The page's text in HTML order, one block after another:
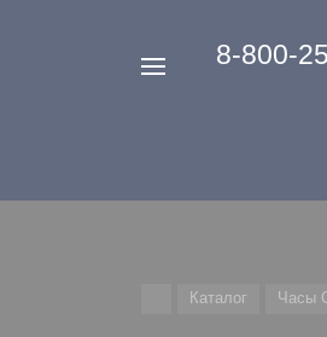
‭8-800-
Каталог Часы